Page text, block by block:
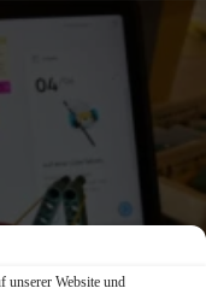
unserer Website und